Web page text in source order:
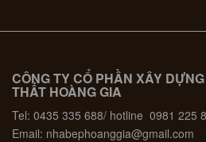
CÔNG TY CỔ PHẦN XÂY
THẤT HOÀNG GIA
Tel: 0435 335 688/ hotline 0981 225
Email: nhabephoanggia@gmail.com